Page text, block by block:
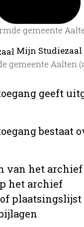
gemeente
Mijn
gemeente Aalten
geeft
bestaat
van het archief
het archief
plaatsingslijst